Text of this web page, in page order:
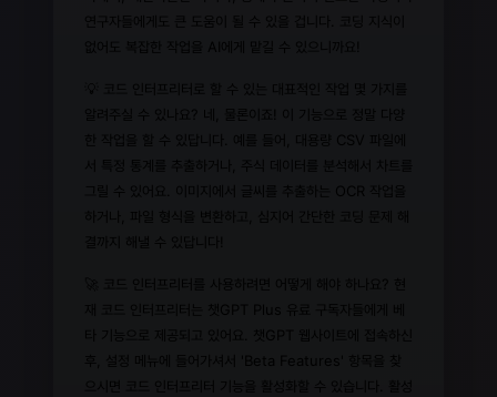
연구자들에게도 큰 도움이 될 수 있을 겁니다. 코딩 지식이
없어도 복잡한 작업을 AI에게 맡길 수 있으니까요!
💡 코드 인터프리터로 할 수 있는 대표적인 작업 몇 가지를
알려주실 수 있나요? 네, 물론이죠! 이 기능으로 정말 다양
한 작업을 할 수 있답니다. 예를 들어, 대용량 CSV 파일에
서 특정 통계를 추출하거나, 주식 데이터를 분석해서 차트를
그릴 수 있어요. 이미지에서 글씨를 추출하는 OCR 작업을
하거나, 파일 형식을 변환하고, 심지어 간단한 코딩 문제 해